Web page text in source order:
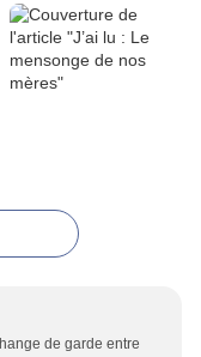
de garde entre